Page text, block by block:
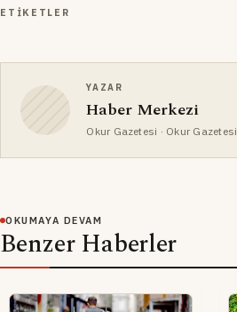
ETIKETLER
YAZAR
Haber Merkezi
Okur Gazetesi · Okur Gazetesi
OKUMAYA DEVAM
Benzer Haberler